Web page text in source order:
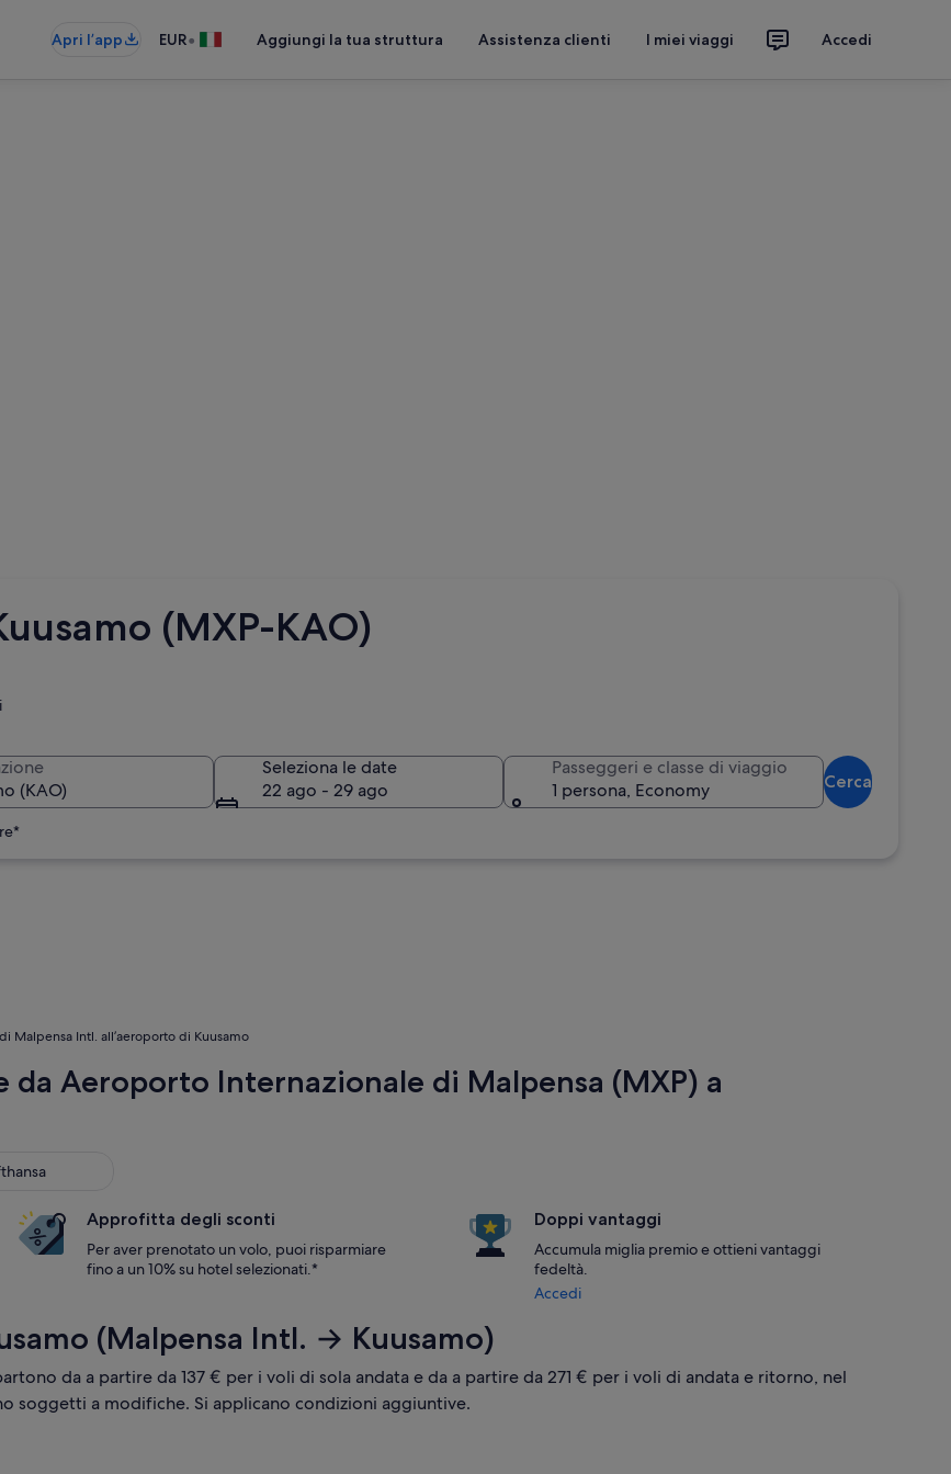
Apri l’app EUR• Aggiungi la tua struttura Assistenza clienti I miei viaggi Accedi
(MXP-KAO)
Seleziona le date
22 ago - 29 ago
Passeggeri e classe di viaggio
1 persona, Economy
Cerca
Malpensa Intl. all’aeroporto di Kuusamo
Aeroporto Internazionale di Malpensa (MXP) a
Approfitta degli sconti
Per aver prenotato un volo, puoi risparmiare
fino a un 10% su hotel selezionati.*
Doppi vantaggi
Accumula miglia premio e ottieni vantaggi
fedeltà.
Accedi
(Malpensa Intl. → Kuusamo)
da a partire da 137 € per i voli di sola andata e da a partire da 271 € per i voli di andata e ritorno, nel
soggetti a modifiche. Si applicano condizioni aggiuntive.